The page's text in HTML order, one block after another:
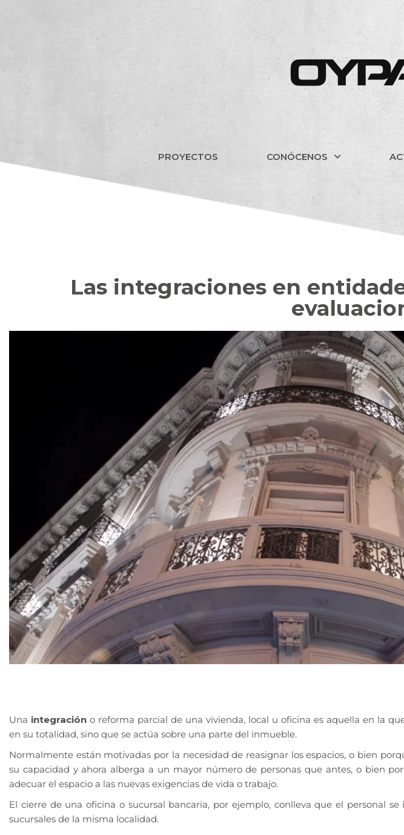
PROYECTOS CONÓCENOS
Las integraciones en
Una integración o reforma parcial de una vivienda, local u oficina es aquella en la
en su totalidad, sino que se actúa sobre una parte del inmueble.
Normalmente están motivadas por la necesidad de reasignar los espacios, o bien
su capacidad y ahora alberga a un mayor número de personas que antes, o bien
adecuar el espacio a las nuevas exigencias de vida o trabajo.
El cierre de una oficina o sucursal bancaria, por ejemplo, conlleva que el personal se
sucursales de la misma localidad.